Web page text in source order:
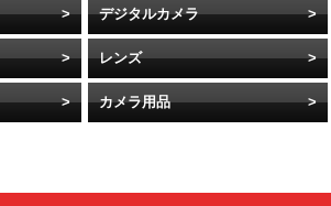
デジタルカメラ
レンズ
カメラ用品